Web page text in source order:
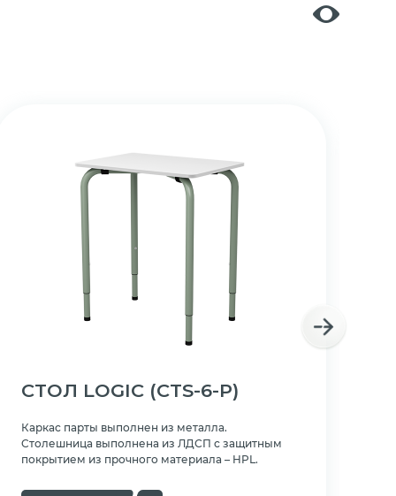
СТОЛ LOGIC (СТS-6-Р)
Каркас парты выполнен из металла.
Cтолешница выполнена из ЛДСП с защитным
покрытием из прочного материала – HPL.